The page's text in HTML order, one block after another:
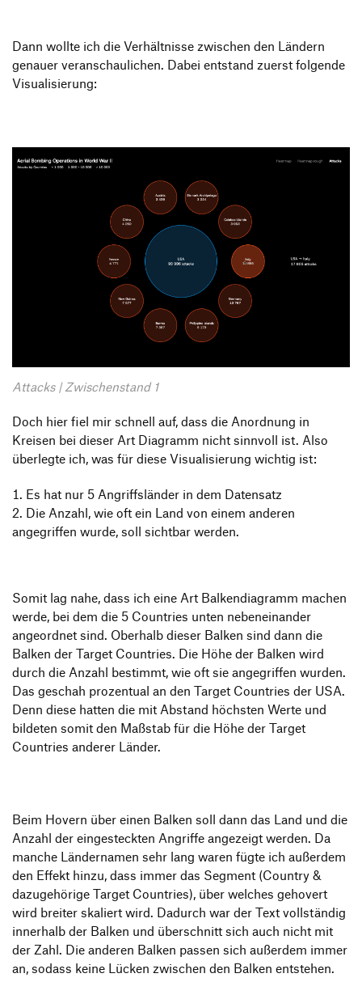
Dann wollte ich die Verhältnisse zwischen den Ländern
genauer veranschaulichen. Dabei entstand zuerst folgende
Visualisierung:
Attacks | Zwischenstand 1
Doch hier fiel mir schnell auf, dass die Anordnung in
Kreisen bei dieser Art Diagramm nicht sinnvoll ist. Also
überlegte ich, was für diese Visualisierung wichtig ist:
Es hat nur 5 Angriffsländer in dem Datensatz
Die Anzahl, wie oft ein Land von einem anderen
angegriffen wurde, soll sichtbar werden.
Somit lag nahe, dass ich eine Art Balkendiagramm machen
werde, bei dem die 5 Countries unten nebeneinander
angeordnet sind. Oberhalb dieser Balken sind dann die
Balken der Target Countries. Die Höhe der Balken wird
durch die Anzahl bestimmt, wie oft sie angegriffen wurden.
Das geschah prozentual an den Target Countries der USA.
Denn diese hatten die mit Abstand höchsten Werte und
bildeten somit den Maßstab für die Höhe der Target
Countries anderer Länder.
Beim Hovern über einen Balken soll dann das Land und die
Anzahl der eingesteckten Angriffe angezeigt werden. Da
manche Ländernamen sehr lang waren fügte ich außerdem
den Effekt hinzu, dass immer das Segment (Country &
dazugehörige Target Countries), über welches gehovert
wird breiter skaliert wird. Dadurch war der Text vollständig
innerhalb der Balken und überschnitt sich auch nicht mit
der Zahl. Die anderen Balken passen sich außerdem immer
an, sodass keine Lücken zwischen den Balken entstehen.